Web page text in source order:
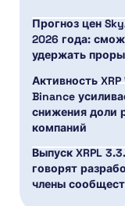
Прогноз цен
2026 года:
удержать
Активность XRP
Binance
снижения доли
компаний
Выпуск XRPL
говорят
члены